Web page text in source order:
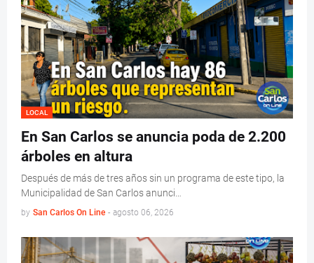
LOCAL
En San Carlos se anuncia poda de 2.200
árboles en altura
Después de más de tres años sin un programa de este tipo, la
Municipalidad de San Carlos anunci…
by San Carlos On Line - agosto 06, 2026